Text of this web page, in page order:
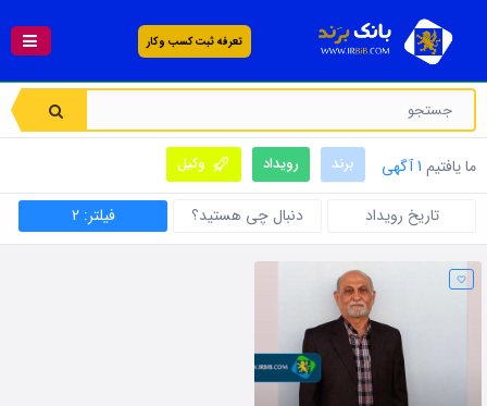
تعرفه ثبت کسب و کار
ما یافتیم1 آگهی برند رویداد وکیل
تاریخ رویداد دنبال چی هستید؟ فیلتر: 2